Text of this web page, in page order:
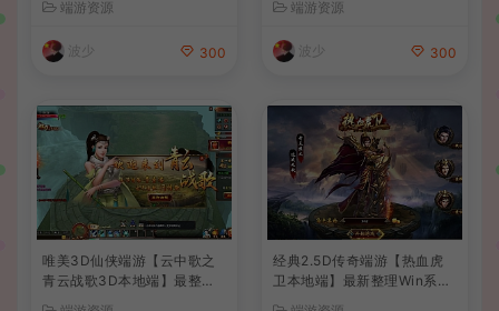
教程
端游资源
波少 300
+详细搭建教程
端游资源
波少 300
唯美3D仙侠端游【云中歌之
青云战歌3D本地端】最整理
经典2.5D传奇端游【热血虎
卫本地端】最新整理Win系服